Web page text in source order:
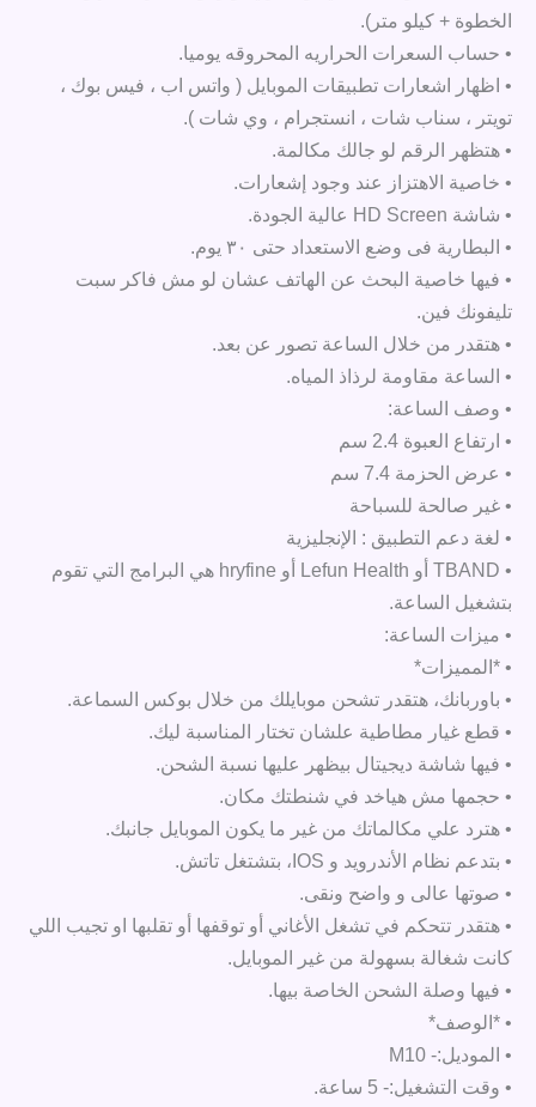
الخطوة + كيلو متر).
• حساب السعرات الحراريه المحروقه يوميا.
• اظهار اشعارات تطبيقات الموبايل ( واتس اب ، فيس بوك ،
تويتر ، سناب شات ، انستجرام ، وي شات ).
• هتظهر الرقم لو جالك مكالمة.
• خاصية الاهتزاز عند وجود إشعارات.
• شاشة HD Screen عالية الجودة.
• البطارية فى وضع الاستعداد حتى ٣٠ يوم.
• فيها خاصية البحث عن الهاتف عشان لو مش فاكر سبت
تليفونك فين.
• هتقدر من خلال الساعة تصور عن بعد.
• الساعة مقاومة لرذاذ المياه.
• وصف الساعة:
• ارتفاع العبوة 2.4 سم
• عرض الحزمة 7.4 سم
• غير صالحة للسباحة
• لغة دعم التطبيق : الإنجليزية
• TBAND أو Lefun Health أو hryfine هي البرامج التي تقوم
بتشغيل الساعة.
• ميزات الساعة:
• *المميزات*
• باوربانك، هتقدر تشحن موبايلك من خلال بوكس السماعة.
• قطع غيار مطاطية علشان تختار المناسبة ليك.
• فيها شاشة ديجيتال بيظهر عليها نسبة الشحن.
• حجمها مش هياخد في شنطتك مكان.
• هترد علي مكالماتك من غير ما يكون الموبايل جانبك.
• بتدعم نظام الأندرويد و IOS، بتشتغل تاتش.
• صوتها عالى و واضح ونقى.
• هتقدر تتحكم في تشغل الأغاني أو توقفها أو تقلبها او تجيب اللي
كانت شغالة بسهولة من غير الموبايل.
• فيها وصلة الشحن الخاصة بيها.
• *الوصف*
• الموديل:- M10
• وقت التشغيل:- 5 ساعة.